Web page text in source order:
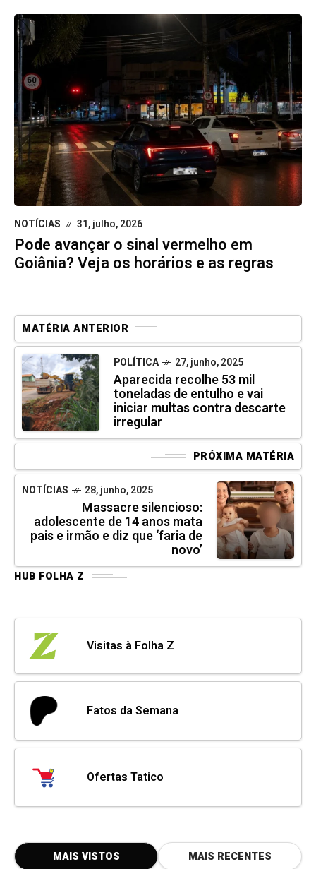
NOTÍCIAS 31, julho, 2026
Pode avançar o sinal vermelho em
Goiânia? Veja os horários e as regras
MATÉRIA ANTERIOR
POLÍTICA 27, junho, 2025
Aparecida recolhe 53 mil
toneladas de entulho e vai
iniciar multas contra descarte
irregular
PRÓXIMA MATÉRIA
NOTÍCIAS 28, junho, 2025
Massacre silencioso:
adolescente de 14 anos mata
pais e irmão e diz que ‘faria de
novo’
HUB FOLHA Z
Visitas à Folha Z
Fatos da Semana
Ofertas Tatico
MAIS VISTOS MAIS RECENTES